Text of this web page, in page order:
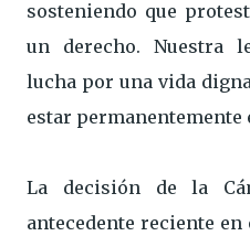
sosteniendo que
un derecho. Nuestra
lucha por una vida
estar permanentemente
La decisión de la
antecedente reciente